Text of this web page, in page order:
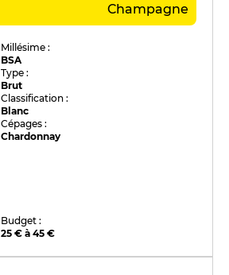
Champagne
Millésime :
BSA
Type :
Brut
Classification :
Blanc
Cépages :
Chardonnay
Budget :
25 € à 45 €